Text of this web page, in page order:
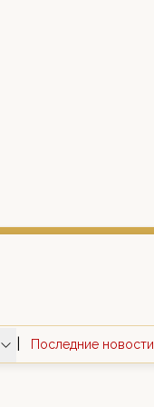
Последние новости